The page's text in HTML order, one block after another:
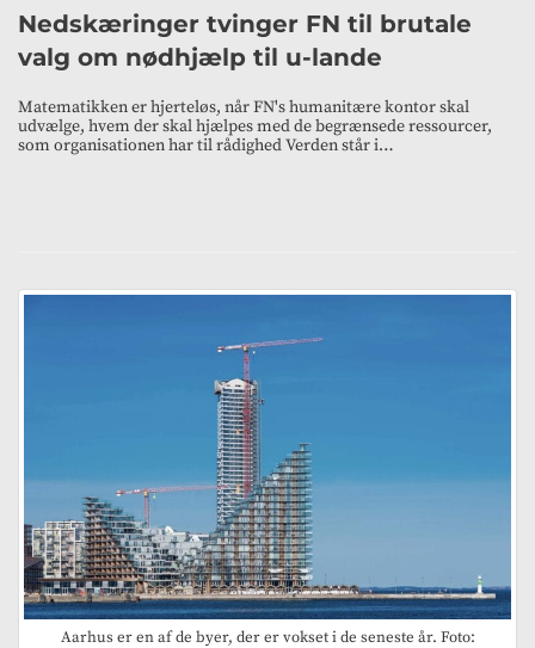
Nedskæringer tvinger FN til brutale
valg om nødhjælp til u-lande
Matematikken er hjerteløs, når FN's humanitære kontor skal
udvælge, hvem der skal hjælpes med de begrænsede ressourcer,
som organisationen har til rådighed Verden står i…
Aarhus er en af de byer, der er vokset i de seneste år. Foto: